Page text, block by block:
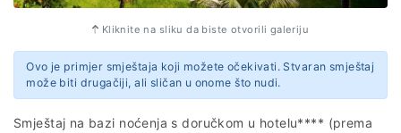
Kliknite na sliku da biste otvorili galeriju
Ovo je primjer smještaja koji možete očekivati. Stvaran smještaj
može biti drugačiji, ali sličan u onome što nudi.
Smještaj na bazi noćenja s doručkom u hotelu**** (prema